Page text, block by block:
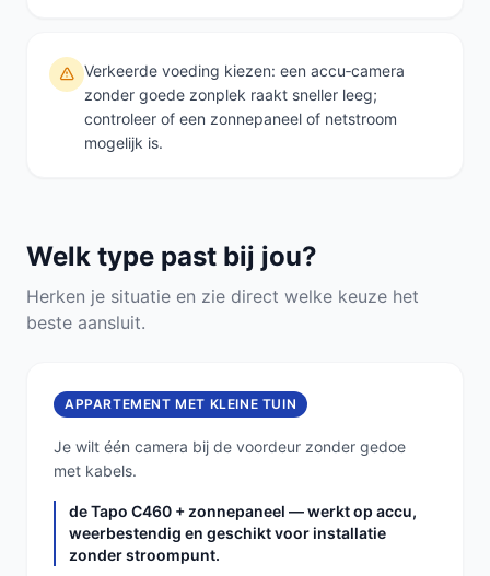
Verkeerde voeding kiezen: een accu‑camera
zonder goede zonplek raakt sneller leeg;
controleer of een zonnepaneel of netstroom
mogelijk is.
Welk type past bij jou?
Herken je situatie en zie direct welke keuze het
beste aansluit.
APPARTEMENT MET KLEINE TUIN
Je wilt één camera bij de voordeur zonder gedoe
met kabels.
de Tapo C460 + zonnepaneel — werkt op accu,
weerbestendig en geschikt voor installatie
zonder stroompunt.